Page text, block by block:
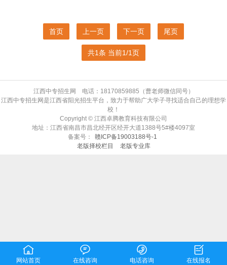
首页 上一页 下一页 尾页
共1条 当前1/1页
江西中专招生网 电话：18170859885（曹老师微信同号）
江西中专招生网是江西省阳光招生平台，致力于帮助广大学子寻找适合自己的理想学
校！
Copyright © 江西卓腾教育科技有限公司
地址：江西省南昌市昌北经开区经开大道1388号5#楼4097室
备案号：
赣ICP备19003188号-1
老版择校栏目
老版专业库

网站首页

在线咨询

电话咨询

在线报名